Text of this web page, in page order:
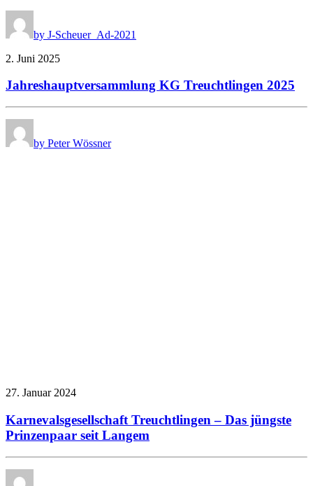
by J-Scheuer_Ad-2021
2. Juni 2025
Jahreshauptversammlung KG Treuchtlingen 2025
by Peter Wössner
27. Januar 2024
Karnevalsgesellschaft Treuchtlingen – Das jüngste
Prinzenpaar seit Langem